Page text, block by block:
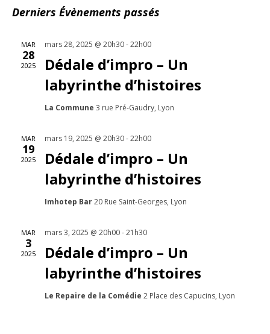
Derniers Évènements passés
MAR
28
2025
mars 28, 2025 @ 20h30-22h00
Dédale d’impro – Un
labyrinthe d’histoires
La Commune 3 rue Pré-Gaudry, Lyon
MAR
19
2025
mars 19, 2025 @ 20h30-22h00
Dédale d’impro – Un
labyrinthe d’histoires
Imhotep Bar20 Rue Saint-Georges, Lyon
MAR
3
2025
mars 3, 2025 @ 20h00-21h30
Dédale d’impro – Un
labyrinthe d’histoires
Le Repaire de la Comédie 2 Place des Capucins, Lyon